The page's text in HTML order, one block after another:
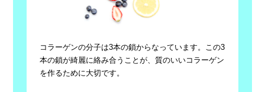
コラーゲンの分子は3本の鎖からなっています。この3
本の鎖が綺麗に絡み合うことが、質のいいコラーゲン
を作るために大切です。